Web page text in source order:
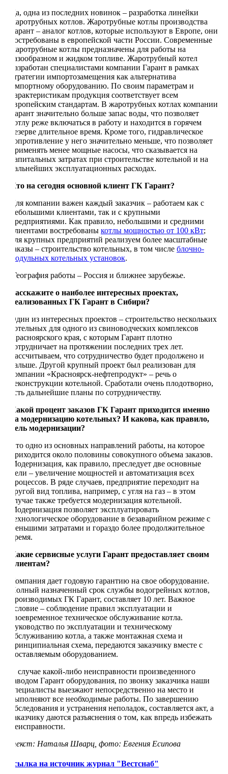
Да, одна из последних новинок – разработка линейки
жаротрубных котлов. Жаротрубные котлы производства
Гарант – аналог котлов, которые используют в Европе, они
востребованы в европейской части России. Современные
жаротрубные котлы предназначены для работы на
газообразном и жидком топливе. Жаротрубный котел
разработан специалистами компании Гарант в рамках
стратегии импортозамещения как альтернатива
импортному оборудованию. По своим параметрам и
характеристикам продукция соответствует всем
европейским стандартам. В жаротрубных котлах компании
Гарант значительно больше запас воды, что позволяет
котлу реже включаться в работу и находится в горячем
резерве длительное время. Кроме того, гидравлическое
сопротивление у него значительно меньше, что позволяет
применять менее мощные насосы, что сказывается на
капитальных затратах при строительстве котельной и на
дальнейших эксплуатационных расходах.
Кто на сегодня основной клиент ГК Гарант?
Для компании важен каждый заказчик – работаем как с
небольшими клиентами, так и с крупными
предприятиями. Как правило, небольшими и средними
клиентами востребованы котлы мощностью от 100 кВт;
для крупных предприятий реализуем более масштабные
заказы – строительство котельных, в том числе блочно-
модульных котельных установок.
География работы – Россия и ближнее зарубежье.
Расскажите о наиболее интересных проектах,
реализованных ГК Гарант в Сибири?
Один из интересных проектов – строительство нескольких
котельных для одного из свиноводческих комплексов
Красноярского края, с которым Гарант плотно
сотрудничает на протяжении последних трех лет.
Рассчитываем, что сотрудничество будет продолжено и
дальше. Другой крупный проект был реализован для
компании «Красноярск-нефтепродукт» – речь о
реконструкции котельной. Сработали очень плодотворно,
есть дальнейшие планы по сотрудничеству.
Какой процент заказов ГК Гарант приходится именно
на модернизацию котельных? И какова, как правило,
цель модернизации?
Это одно из основных направлений работы, на которое
приходится около половины совокупного объема заказов.
Модернизация, как правило, преследует две основные
цели – увеличение мощностей и автоматизация всех
процессов. В ряде случаев, предприятие переходит на
другой вид топлива, например, с угля на газ – в этом
случае также требуется модернизация котельной.
Модернизация позволяет эксплуатировать
технологическое оборудование в безаварийном режиме с
меньшими затратами и гораздо более продолжительное
время.
Какие сервисные услуги Гарант предоставляет своим
клиентам?
Компания дает годовую гарантию на свое оборудование.
Полный назначенный срок службы водогрейных котлов,
производимых ГК Гарант, составляет 10 лет. Важное
условие – соблюдение правил эксплуатации и
своевременное техническое обслуживание котла.
Руководство по эксплуатации и техническому
обслуживанию котла, а также монтажная схема и
принципиальная схема, передаются заказчику вместе с
поставляемым оборудованием.
В случае какой-либо неисправности произведенного
заводом Гарант оборудования, по звонку заказчика наши
специалисты выезжают непосредственно на место и
выполняют все необходимые работы. По завершению
обследования и устранения неполадок, составляется акт, а
заказчику даются разъяснения о том, как впредь избежать
неисправности.
текст: Наталья Шварц, фото: Евгения Есипова
ссылка на источник журнал "Вестснаб"